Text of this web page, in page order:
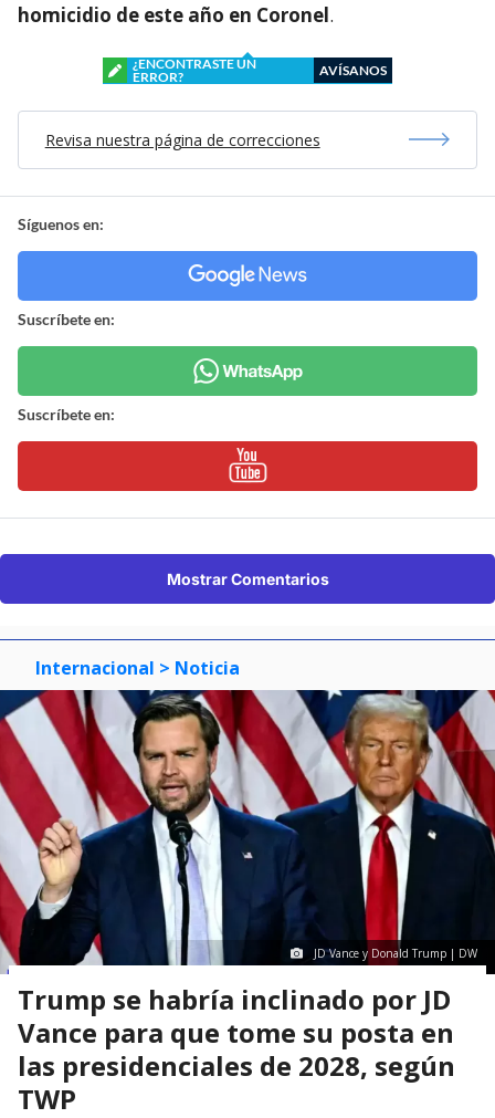
homicidio de este año en Coronel.
¿ENCONTRASTE UN
ERROR?
AVÍSANOS
Revisa nuestra página de correcciones
Síguenos en:
Suscríbete en:
Suscríbete en:
Mostrar Comentarios
Internacional > Noticia
JD Vance y Donald Trump | DW
Trump se habría inclinado por JD
Vance para que tome su posta en
las presidenciales de 2028, según
TWP